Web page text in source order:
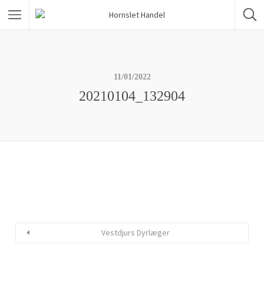
11/01/2022
20210104_132904
Vestdjurs Dyrlæger